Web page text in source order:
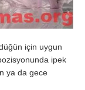
için uygun
ipek
ya da gece